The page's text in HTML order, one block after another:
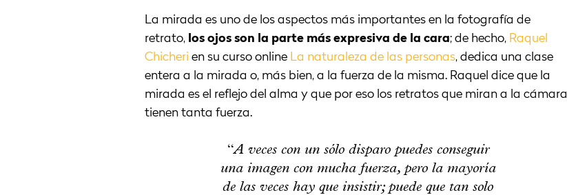
La mirada es uno de los aspectos más importantes en la fotografía de
retrato, los ojos son la parte más expresiva de la cara; de hecho, Raquel
Chicheri en su curso online La naturaleza de las personas, dedica una clase
entera a la mirada o, más bien, a la fuerza de la misma. Raquel dice que la
mirada es el reflejo del alma y que por eso los retratos que miran a la cámara
tienen tanta fuerza.
“A veces con un sólo disparo puedes conseguir
una imagen con mucha fuerza, pero la mayoría
de las veces hay que insistir; puede que tan solo